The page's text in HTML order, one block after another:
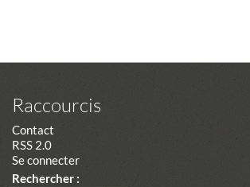
Raccourcis
Contact
RSS 2.0
Se connecter
Rechercher :